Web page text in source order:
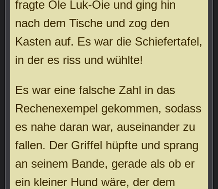
fragte Ole Luk-Oie und ging hin
nach dem Tische und zog den
Kasten auf. Es war die Schiefertafel,
in der es riss und wühlte!
Es war eine falsche Zahl in das
Rechenexempel gekommen, sodass
es nahe daran war, auseinander zu
fallen. Der Griffel hüpfte und sprang
an seinem Bande, gerade als ob er
ein kleiner Hund wäre, der dem